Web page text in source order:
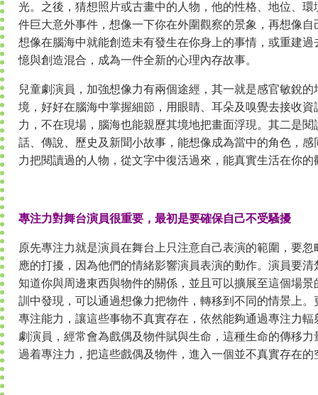
光。之後，猜想照片或古畫中的人物，他的性格、地位、
件巨大意外事件，想像一下你在外圍觀察的景象，再想像
想像在腦海中就能創造未有發生在你身上的事情，或重建
憶與創造混合，成為一件全新的心理內存故事。
兒童劇演員，加強想像力有兩個途經，其一就是感官敏銳
境，好好在腦海中掌握細節，用眼睛、耳朵及嗅覺去接收
力，不在現場，腦海也能親歷其境地把畫面浮現。其二是
話、傳說、歷史及新聞小故事，能想像成為當中的角色，
力把閱讀過的人物，從文字中復活過來，能真實生活在你的
專注力對舞台演員很重要，最初是要確保自己不受騷擾
原先專注力就是演員在舞台上只注意自己表演的範圍，要
應的打擾，因為他們的情緒影響演員表演的動作。演員要
知道你與周邊東西與物件的關係，並且可以擴展至這個場
訓中發現，可以通過想像力把物件，轉移到不同的情景上
專注能力，讓這些事物不真實存在，依然能夠通過專注力
劇演員，經常會為戲偶及物件賦與生命，這種生命的傳移
過着專注力，把這些戲偶及物件，進入一個並不真實存在